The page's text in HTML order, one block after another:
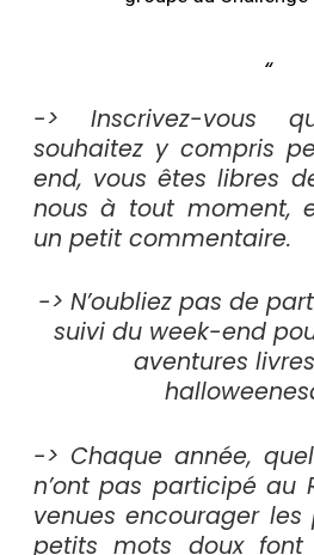
-> Inscrivez-vous
souhaitez y compris
end, vous êtes libres
nous à tout moment,
un petit commentaire.
-> N’oubliez pas de
suivi du week-end
aventures
-> Chaque année,
n’ont pas participé au
venues encourager les
petits mots doux font